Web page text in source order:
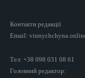
Контакти редакції
Email:
Тел: +38 098 031 08 61
Головний редактор: